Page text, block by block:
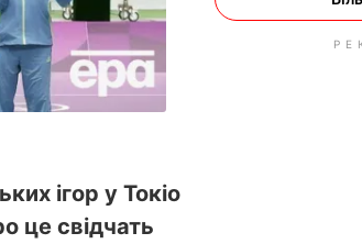
ігор у Токіо
це свідчать